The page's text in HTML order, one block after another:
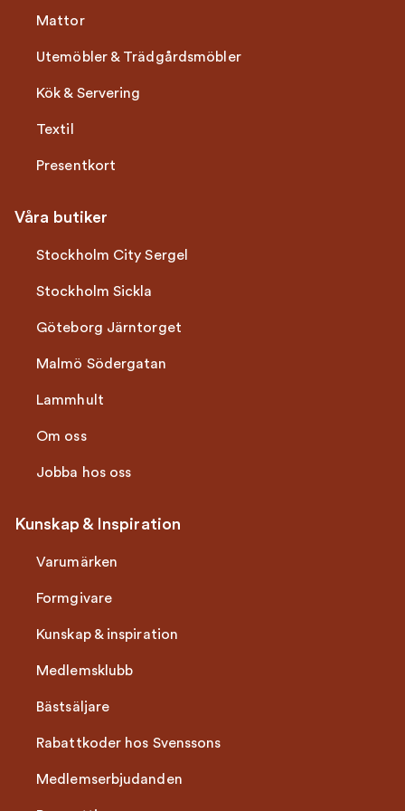
Mattor
Utemöbler & Trädgårdsmöbler
Kök & Servering
Textil
Presentkort
Våra butiker
Stockholm City Sergel
Stockholm Sickla
Göteborg Järntorget
Malmö Södergatan
Lammhult
Om oss
Jobba hos oss
Kunskap & Inspiration
Varumärken
Formgivare
Kunskap & inspiration
Medlemsklubb
Bästsäljare
Rabattkoder hos Svenssons
Medlemserbjudanden